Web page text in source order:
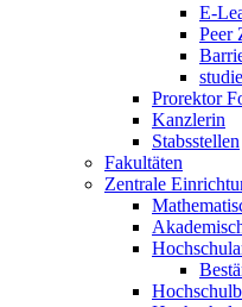
E-
Peer
Prorektor
Kanzlerin
Stabsstellen
Fakultäten
Zentrale